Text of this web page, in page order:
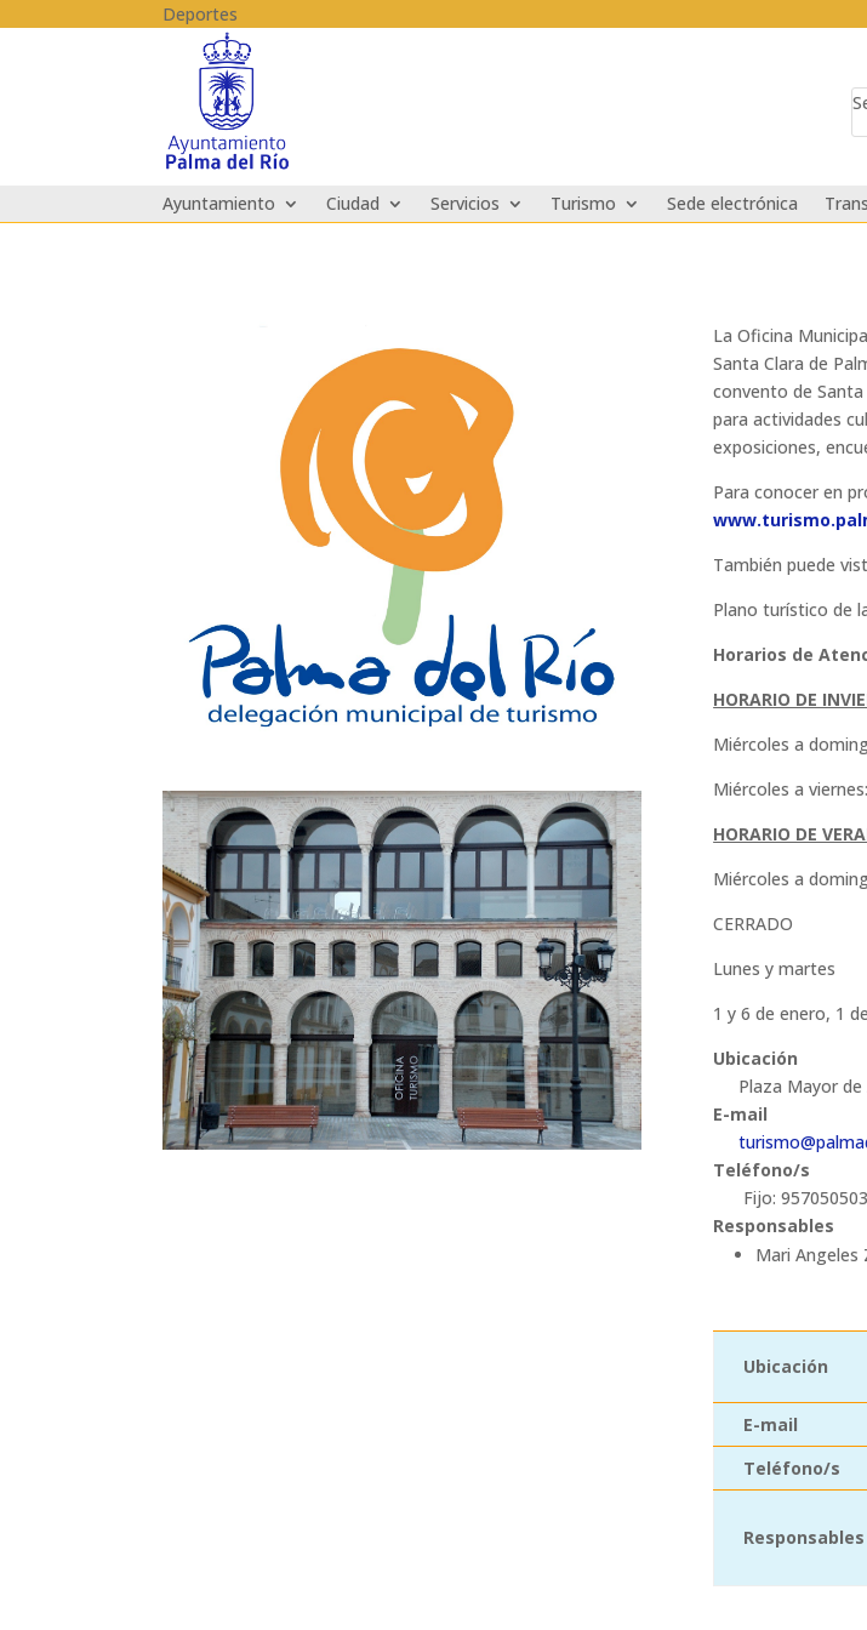
Deportes
Ayuntamiento Ciudad Servicios Turismo Sede electrónica
La Oficina
Santa Clara de
convento de
para actividades
exposiciones,
Para conocer en
También puede
Plano turístico de
Horarios de
HORARIO DE
Miércoles a
Miércoles a
HORARIO DE
Miércoles a
CERRADO
Lunes y martes
1 y 6 de enero, 1
Ubicación
Plaza Mayor de
E-mail
Teléfono/s
Fijo:
Responsables
Mari
Ubicación
E-mail
Teléfono/s
Responsables